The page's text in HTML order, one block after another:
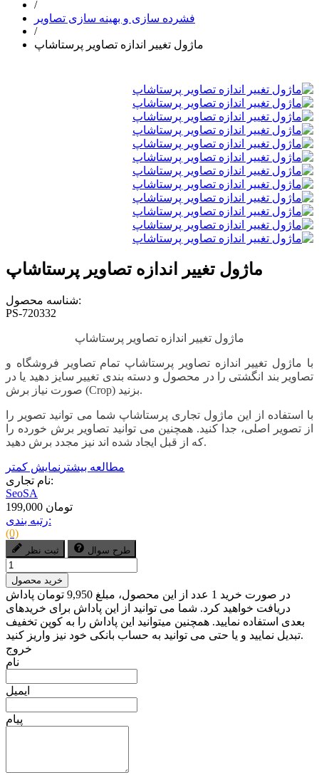
/
فشرده سازی و بهینه سازی تصاویر
/
ماژول تغییر اندازه تصاویر پرستاشاپ
ماژول تغییر اندازه تصاویر پرستاشاپ
شناسه محصول:
PS-720332
ماژول تغییر اندازه تصاویر پرستاشاپ
با ماژول تغییر اندازه تصاویر پرستاشاپ تمام تصاویر فروشگاه و
تصاویر بند انگشتی را در محصول و دسته بندی تغییر سایز دهید یا در
صورت نیاز برش (Crop) بزنید.
با استفاده از این ماژول تجاری پرستاشاپ شما می توانید تصویر را
از تصویر اصلی، جدا کنید. همچنین می توانید تصاویر برش خورده را
که از قبل ایجاد شده اند نیز مجدد برش دهید.
مطالعه بیشتر نمایش کمتر
نام تجاری:
SeoSA
199,000 تومان
رتبه بندی:
(0)
ثبت نظر طرح سوال
خرید محصول
در صورت خرید 1 عدد از این محصول، مبلغ 9,950 تومان پاداش
دریافت خواهید کرد. شما می توانید از این پاداش برای خریدهای
بعدی استفاده نمایید. همچنین میتوانید این پاداش را به کوپن تخفیف
تبدیل نمایید و یا حتی می توانید به حساب بانکی خود نیز واریز کنید.
خروج
نام
ایمیل
پیام